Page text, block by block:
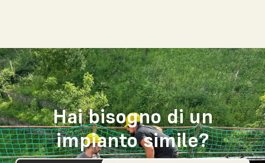
Hai bisogno di un
impianto simile?